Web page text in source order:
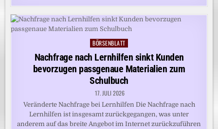
Posted
in
BÖRSENBLATT
Nachfrage nach Lernhilfen sinkt Kunden
bevorzugen passgenaue Materialien zum
Schulbuch
17. JULI 2026
Veränderte Nachfrage bei Lernhilfen Die Nachfrage nach
Lernhilfen ist insgesamt zurückgegangen, was unter
anderem auf das breite Angebot im Internet zurückzuführen